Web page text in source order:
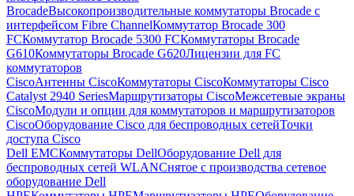
BrocadeВысокопроизводительные коммутаторы Brocade с
интерфейсом Fibre ChannelКоммутатор Brocade 300
FCКоммутатор Brocade 5300 FCКоммутаторы Brocade
G610Коммутаторы Brocade G620Лицензии для FC
коммутаторов
CiscoАнтенны CiscoКоммутаторы CiscoКоммутаторы Cisco
Catalyst 2940 SeriesМаршрутизаторы CiscoМежсетевые экраны
CiscoМодули и опции для коммутаторов и маршрутизаторов
CiscoОборудование Cisco для беспроводных сетейТочки
доступа Cisco
Dell EMCКоммутаторы DellОборудование Dell для
беспроводных сетей WLANСнятое с производства сетевое
оборудование Dell